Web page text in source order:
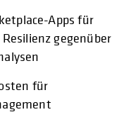
Apps für
gegenüber
für